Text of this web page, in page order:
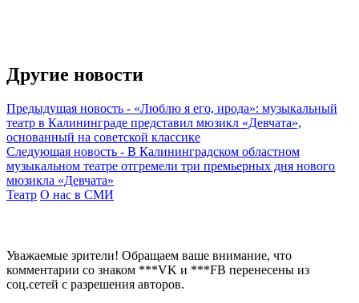
Другие новости
Предыдущая новость - «Люблю я его, ирода»: музыкальный
театр в Калининграде представил мюзикл «Девчата»,
основанный на советской классике
Следующая новость - В Калининградском областном
музыкальном театре отгремели три премьерных дня нового
мюзикла «Девчата»
Театр О нас в СМИ
Уважаемые зрители! Обращаем ваше внимание, что
комментарии со знаком ***VK и ***FB перенесены из
соц.сетей с разрешения авторов.